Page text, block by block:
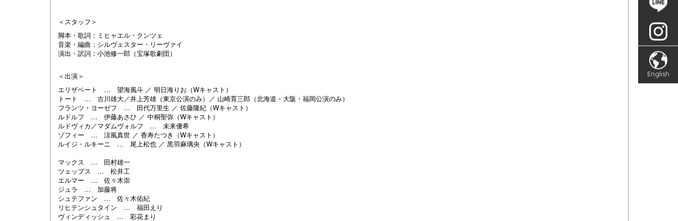
English
＜スタッフ＞
脚本・歌詞：ミヒャエル・クンツェ
音楽・編曲：シルヴェスター・リーヴァイ
演出・訳詞：小池修一郎（宝塚歌劇団）
＜出演＞
エリザベート … 望海風斗 ／ 明日海りお（Wキャスト）
トート … 古川雄大／井上芳雄（東京公演のみ）／ 山崎育三郎（北海道・大阪・福岡公演のみ）
フランツ・ヨーゼフ … 田代万里生 ／ 佐藤隆紀（Wキャスト）
ルドルフ … 伊藤あさひ ／ 中桐聖弥（Wキャスト）
ルドヴィカ／マダムヴォルフ … 未来優希
ゾフィー … 涼風真世 ／ 香寿たつき（Wキャスト）
ルイジ・ルキーニ … 尾上松也 ／ 黒羽麻璃央（Wキャスト）
マックス … 田村雄⼀
ツェップス … 松井工
エルマー … 佐々木崇
ジュラ … 加藤将
シュテファン … 佐々木佑紀
リヒテンシュタイン … 福田えり
ヴィンディッシュ … 彩花まり